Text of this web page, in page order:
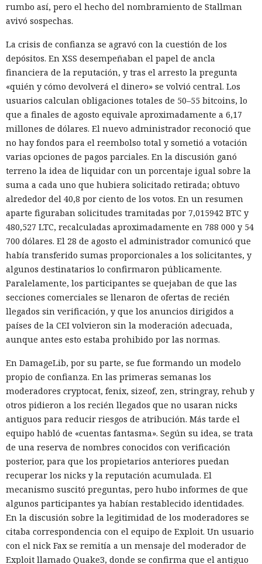
rumbo así, pero el hecho del nombramiento de Stallman
avivó sospechas.
La crisis de confianza se agravó con la cuestión de los
depósitos. En XSS desempeñaban el papel de ancla
financiera de la reputación, y tras el arresto la pregunta
«quién y cómo devolverá el dinero» se volvió central. Los
usuarios calculan obligaciones totales de 50–55 bitcoins, lo
que a finales de agosto equivale aproximadamente a 6,17
millones de dólares. El nuevo administrador reconoció que
no hay fondos para el reembolso total y sometió a votación
varias opciones de pagos parciales. En la discusión ganó
terreno la idea de liquidar con un porcentaje igual sobre la
suma a cada uno que hubiera solicitado retirada; obtuvo
alrededor del 40,8 por ciento de los votos. En un resumen
aparte figuraban solicitudes tramitadas por 7,015942 BTC y
480,527 LTC, recalculadas aproximadamente en 788 000 y 54
700 dólares. El 28 de agosto el administrador comunicó que
había transferido sumas proporcionales a los solicitantes, y
algunos destinatarios lo confirmaron públicamente.
Paralelamente, los participantes se quejaban de que las
secciones comerciales se llenaron de ofertas de recién
llegados sin verificación, y que los anuncios dirigidos a
países de la CEI volvieron sin la moderación adecuada,
aunque antes esto estaba prohibido por las normas.
En DamageLib, por su parte, se fue formando un modelo
propio de confianza. En las primeras semanas los
moderadores cryptocat, fenix, sizeof, zen, stringray, rehub y
otros pidieron a los recién llegados que no usaran nicks
antiguos para reducir riesgos de atribución. Más tarde el
equipo habló de «cuentas fantasma». Según su idea, se trata
de una reserva de nombres conocidos con verificación
posterior, para que los propietarios anteriores puedan
recuperar los nicks y la reputación acumulada. El
mecanismo suscitó preguntas, pero hubo informes de que
algunos participantes ya habían restablecido identidades.
En la discusión sobre la legitimidad de los moderadores se
citaba correspondencia con el equipo de Exploit. Un usuario
con el nick Fax se remitía a un mensaje del moderador de
Exploit llamado Quake3, donde se confirma que el antiguo